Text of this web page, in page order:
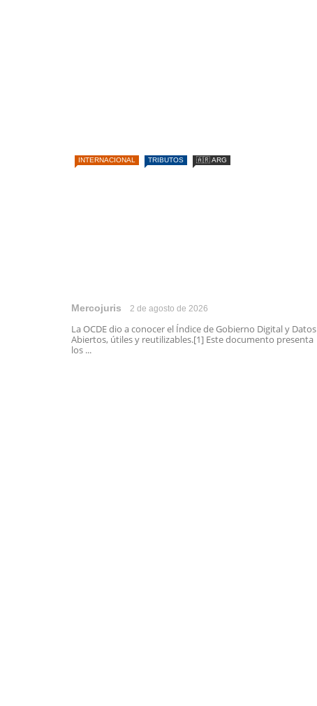
INTERNACIONAL TRIBUTOS 🇦🇷 ARG
Mercojuris 2 de agosto de 2026
La OCDE dio a conocer el Índice de Gobierno Digital y Datos
Abiertos, útiles y reutilizables.[1] Este documento presenta
los ...